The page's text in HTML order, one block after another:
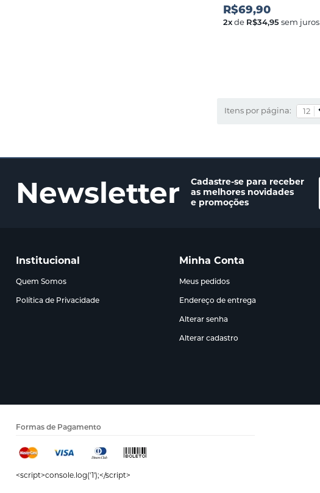
R$69,90
2xde R$34,95sem juros
Itens por página:
Newsletter
Cadastre-se para receber
as melhores novidades
e promoções
Institucional
Quem Somos
Política de Privacidade
Minha Conta
Meus pedidos
Endereço de entrega
Alterar senha
Alterar cadastro
Formas de Pagamento
<script>console.log('1');</script>